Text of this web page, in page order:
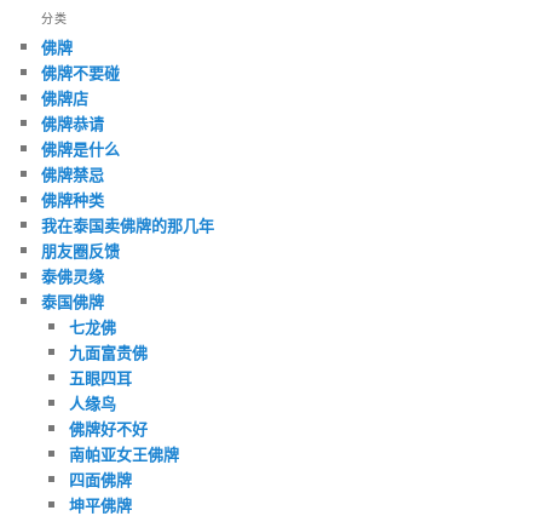
分类
佛牌
佛牌不要碰
佛牌店
佛牌恭请
佛牌是什么
佛牌禁忌
佛牌种类
我在泰国卖佛牌的那几年
朋友圈反馈
泰佛灵缘
泰国佛牌
七龙佛
九面富贵佛
五眼四耳
人缘鸟
佛牌好不好
南帕亚女王佛牌
四面佛牌
坤平佛牌